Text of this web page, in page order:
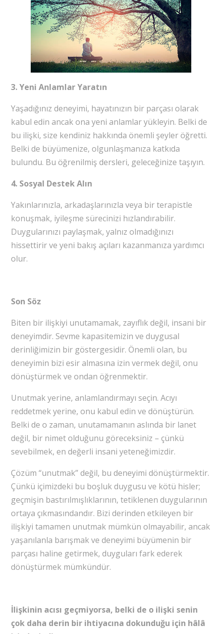
3. Yeni Anlamlar Yaratın
Yaşadığınız deneyimi, hayatınızın bir parçası olarak
kabul edin ancak ona yeni anlamlar yükleyin. Belki de
bu ilişki, size kendiniz hakkında önemli şeyler öğretti.
Belki de büyümenize, olgunlaşmanıza katkıda
bulundu. Bu öğrenilmiş dersleri, geleceğinize taşıyın.
4. Sosyal Destek Alın
Yakınlarınızla, arkadaşlarınızla veya bir terapistle
konuşmak, iyileşme sürecinizi hızlandırabilir.
Duygularınızı paylaşmak, yalnız olmadığınızı
hissettirir ve yeni bakış açıları kazanmanıza yardımcı
olur.
Son Söz
Biten bir ilişkiyi unutamamak, zayıflık değil, insani bir
deneyimdir. Sevme kapasitemizin ve duygusal
derinliğimizin bir göstergesidir. Önemli olan, bu
deneyimin bizi esir almasına izin vermek değil, onu
dönüştürmek ve ondan öğrenmektir.
Unutmak yerine, anlamlandırmayı seçin. Acıyı
reddetmek yerine, onu kabul edin ve dönüştürün.
Belki de o zaman, unutamamanın aslında bir lanet
değil, bir nimet olduğunu göreceksiniz – çünkü
sevebilmek, en değerli insani yeteneğimizdir.
Çözüm “unutmak” değil, bu deneyimi dönüştürmektir.
Çünkü içimizdeki bu boşluk duygusu ve kötü hisler;
geçmişin bastırılmışlıklarının, tetiklenen duygularının
ortaya çıkmasındandır. Bizi derinden etkileyen bir
ilişkiyi tamamen unutmak mümkün olmayabilir, ancak
yaşanılanla barışmak ve deneyimi büyümenin bir
parçası haline getirmek, duyguları fark ederek
dönüştürmek mümkündür.
İlişkinin acısı geçmiyorsa, belki de o ilişki senin
çok daha derin bir ihtiyacına dokunduğu için hâlâ